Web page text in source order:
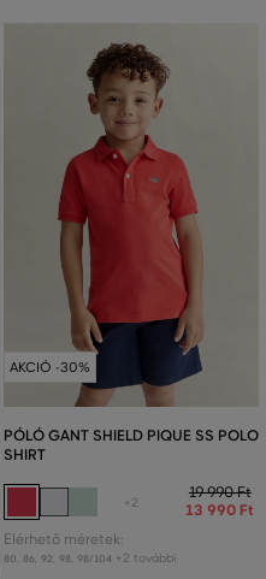
AKCIÓ -30%
PÓLÓ GANT SHIELD PIQUE SS POLO
SHIRT
+2
19 990 Ft
13 990 Ft
Elérhető méretek:
80 86 92 98 98/104 +2 további